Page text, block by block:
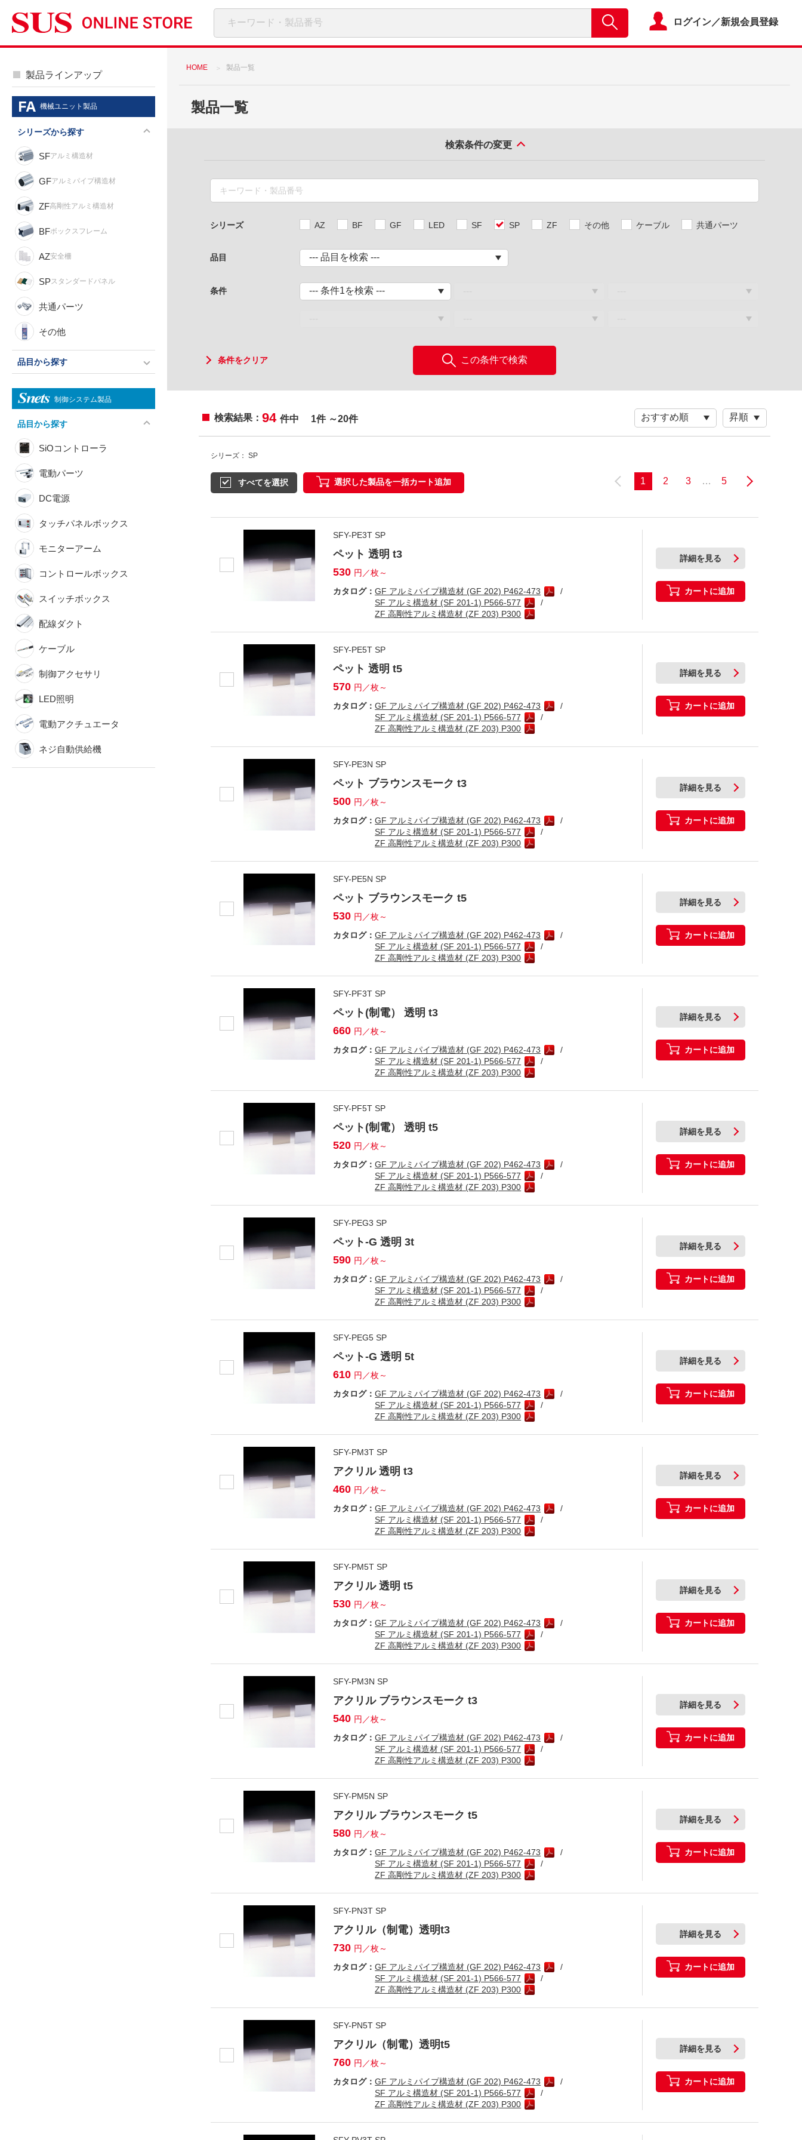
ログイン／新規会員登録
製品ラインアップ
機械ユニット製品
シリーズから探す
SFアルミ構造材
GFアルミパイプ構造材
ZF高剛性アルミ構造材
BFボックスフレーム
AZ安全柵
SPスタンダードパネル
共通パーツ
その他
品目から探す
制御システム製品
品目から探す
SiOコントローラ
電動パーツ
DC電源
タッチパネルボックス
モニターアーム
コントロールボックス
スイッチボックス
配線ダクト
ケーブル
制御アクセサリ
LED照明
電動アクチュエータ
ネジ自動供給機
HOME 製品一覧
製品一覧
検索条件の変更
シリーズ AZ BF GF LED SF SP ZF その他 ケーブル 共通パーツ
品目
条件
この条件で検索
条件をクリア
検索結果：94件中 1件 ～20件
シリーズ： SP
すべてを選択 選択した製品を一括カート追加 1 2 3 … 5
SFY-PE3T SP
ペット 透明 t3
530 円／枚～
カタログ：GF アルミパイプ構造材 (GF 202) P462-473
SF アルミ構造材 (SF 201-1) P566-577
ZF 高剛性アルミ構造材 (ZF 203) P300
詳細を見る
カートに追加
SFY-PE5T SP
ペット 透明 t5
570 円／枚～
カタログ：GF アルミパイプ構造材 (GF 202) P462-473
SF アルミ構造材 (SF 201-1) P566-577
ZF 高剛性アルミ構造材 (ZF 203) P300
詳細を見る
カートに追加
SFY-PE3N SP
ペット ブラウンスモーク t3
500 円／枚～
カタログ：GF アルミパイプ構造材 (GF 202) P462-473
SF アルミ構造材 (SF 201-1) P566-577
ZF 高剛性アルミ構造材 (ZF 203) P300
詳細を見る
カートに追加
SFY-PE5N SP
ペット ブラウンスモーク t5
530 円／枚～
カタログ：GF アルミパイプ構造材 (GF 202) P462-473
SF アルミ構造材 (SF 201-1) P566-577
ZF 高剛性アルミ構造材 (ZF 203) P300
詳細を見る
カートに追加
SFY-PF3T SP
ペット(制電） 透明 t3
660 円／枚～
カタログ：GF アルミパイプ構造材 (GF 202) P462-473
SF アルミ構造材 (SF 201-1) P566-577
ZF 高剛性アルミ構造材 (ZF 203) P300
詳細を見る
カートに追加
SFY-PF5T SP
ペット(制電） 透明 t5
520 円／枚～
カタログ：GF アルミパイプ構造材 (GF 202) P462-473
SF アルミ構造材 (SF 201-1) P566-577
ZF 高剛性アルミ構造材 (ZF 203) P300
詳細を見る
カートに追加
SFY-PEG3 SP
ペット-G 透明 3t
590 円／枚～
カタログ：GF アルミパイプ構造材 (GF 202) P462-473
SF アルミ構造材 (SF 201-1) P566-577
ZF 高剛性アルミ構造材 (ZF 203) P300
詳細を見る
カートに追加
SFY-PEG5 SP
ペット-G 透明 5t
610 円／枚～
カタログ：GF アルミパイプ構造材 (GF 202) P462-473
SF アルミ構造材 (SF 201-1) P566-577
ZF 高剛性アルミ構造材 (ZF 203) P300
詳細を見る
カートに追加
SFY-PM3T SP
アクリル 透明 t3
460 円／枚～
カタログ：GF アルミパイプ構造材 (GF 202) P462-473
SF アルミ構造材 (SF 201-1) P566-577
ZF 高剛性アルミ構造材 (ZF 203) P300
詳細を見る
カートに追加
SFY-PM5T SP
アクリル 透明 t5
530 円／枚～
カタログ：GF アルミパイプ構造材 (GF 202) P462-473
SF アルミ構造材 (SF 201-1) P566-577
ZF 高剛性アルミ構造材 (ZF 203) P300
詳細を見る
カートに追加
SFY-PM3N SP
アクリル ブラウンスモーク t3
540 円／枚～
カタログ：GF アルミパイプ構造材 (GF 202) P462-473
SF アルミ構造材 (SF 201-1) P566-577
ZF 高剛性アルミ構造材 (ZF 203) P300
詳細を見る
カートに追加
SFY-PM5N SP
アクリル ブラウンスモーク t5
580 円／枚～
カタログ：GF アルミパイプ構造材 (GF 202) P462-473
SF アルミ構造材 (SF 201-1) P566-577
ZF 高剛性アルミ構造材 (ZF 203) P300
詳細を見る
カートに追加
SFY-PN3T SP
アクリル（制電）透明t3
730 円／枚～
カタログ：GF アルミパイプ構造材 (GF 202) P462-473
SF アルミ構造材 (SF 201-1) P566-577
ZF 高剛性アルミ構造材 (ZF 203) P300
詳細を見る
カートに追加
SFY-PN5T SP
アクリル（制電）透明t5
760 円／枚～
カタログ：GF アルミパイプ構造材 (GF 202) P462-473
SF アルミ構造材 (SF 201-1) P566-577
ZF 高剛性アルミ構造材 (ZF 203) P300
詳細を見る
カートに追加